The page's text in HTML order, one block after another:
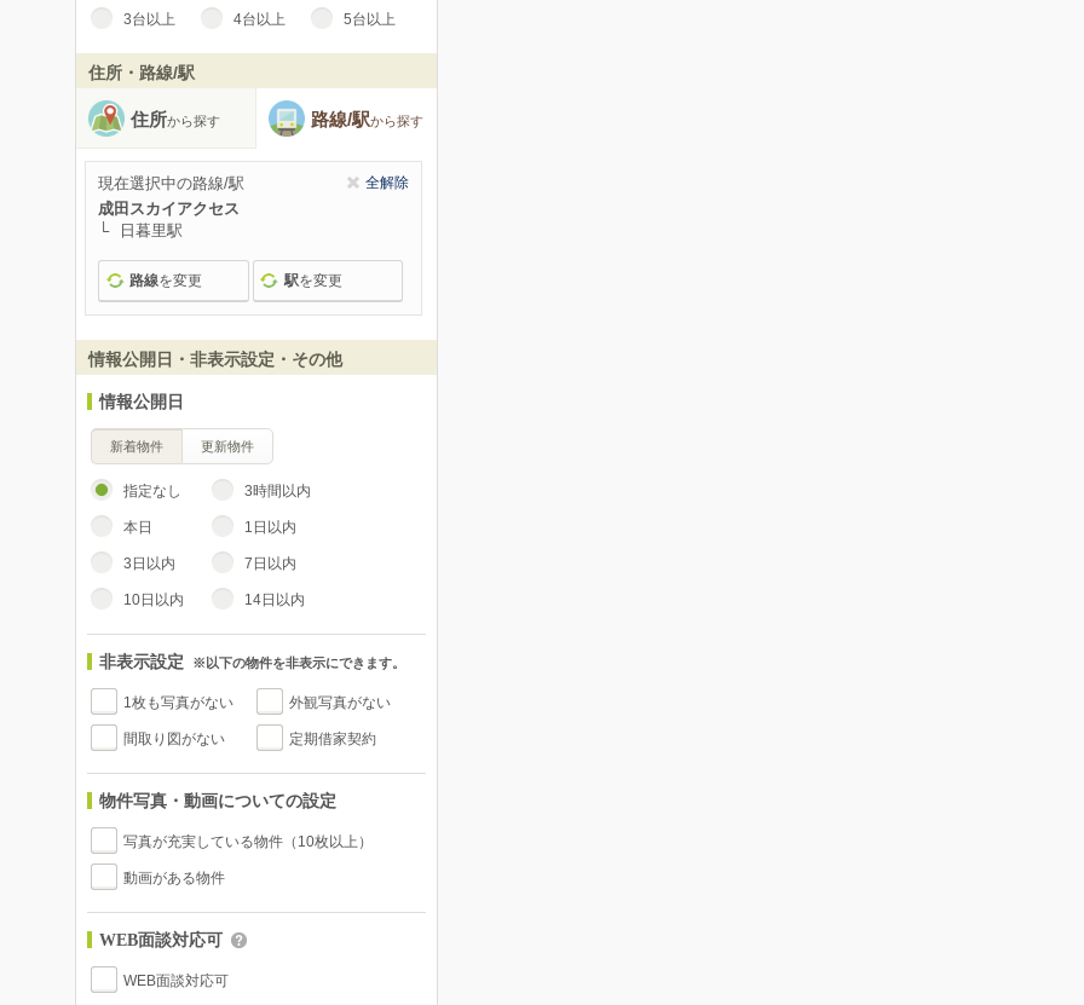
3台以上 4台以上 5台以上
住所・路線/駅
住所から探す 路線/駅から探す
現在選択中の路線/駅 全解除
成田スカイアクセス
日暮里駅
路線を変更 駅を変更
情報公開日・非表示設定・その他
情報公開日
新着物件 更新物件
指定なし 3時間以内
本日 1日以内
3日以内 7日以内
10日以内 14日以内
非表示設定 ※以下の物件を非表示にできます。
1枚も写真がない 外観写真がない
間取り図がない 定期借家契約
物件写真・動画についての設定
写真が充実している物件（10枚以上）
動画がある物件
WEB面談対応可
WEB面談対応可